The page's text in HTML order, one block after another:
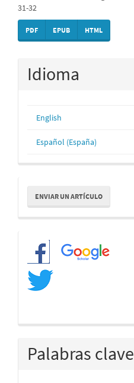
31-32
PDF EPUB HTML
Idioma
English
Español (España)
Enviar
un
artículo
ENVIAR UN ARTÍCULO
Redes
Palabras clave